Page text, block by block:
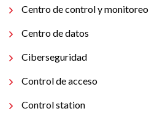
Centro de control y monitoreo
Centro de datos
Ciberseguridad
Control de acceso
Control station